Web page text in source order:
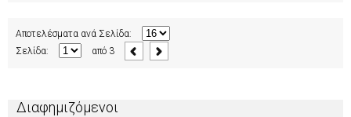
Αποτελέσματα ανά Σελίδα:
Σελίδα:
από 3
Διαφημιζόμενοι